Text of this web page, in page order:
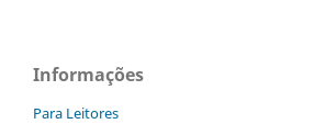
Informações
Para Leitores